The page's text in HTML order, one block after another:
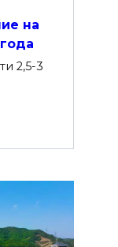
на
2,5-3